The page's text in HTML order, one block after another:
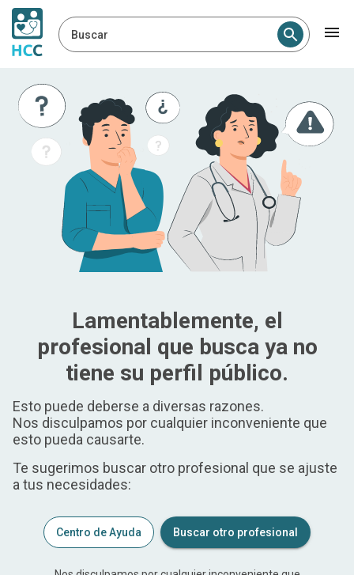
Buscar
Lamentablemente, el
profesional que busca ya no
tiene su perfil público.
Esto puede deberse a diversas razones.
Nos disculpamos por cualquier inconveniente que
esto pueda causarte.
Te sugerimos buscar otro profesional que se ajuste
a tus necesidades:
Centro de Ayuda Buscar otro profesional